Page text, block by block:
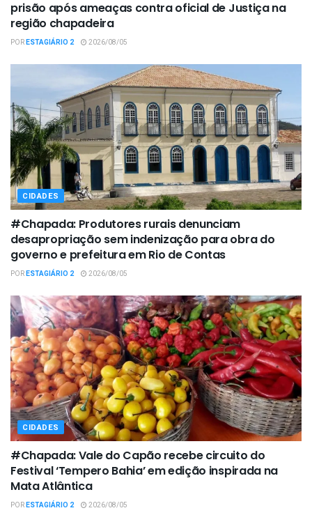
prisão após ameaças contra oficial de Justiça na
região chapadeira
PORESTAGIÁRIO 2 2026/08/05
CIDADES
#Chapada: Produtores rurais denunciam
desapropriação sem indenização para obra do
governo e prefeitura em Rio de Contas
PORESTAGIÁRIO 2 2026/08/05
CIDADES
#Chapada: Vale do Capão recebe circuito do
Festival ‘Tempero Bahia’ em edição inspirada na
Mata Atlântica
PORESTAGIÁRIO 2 2026/08/05